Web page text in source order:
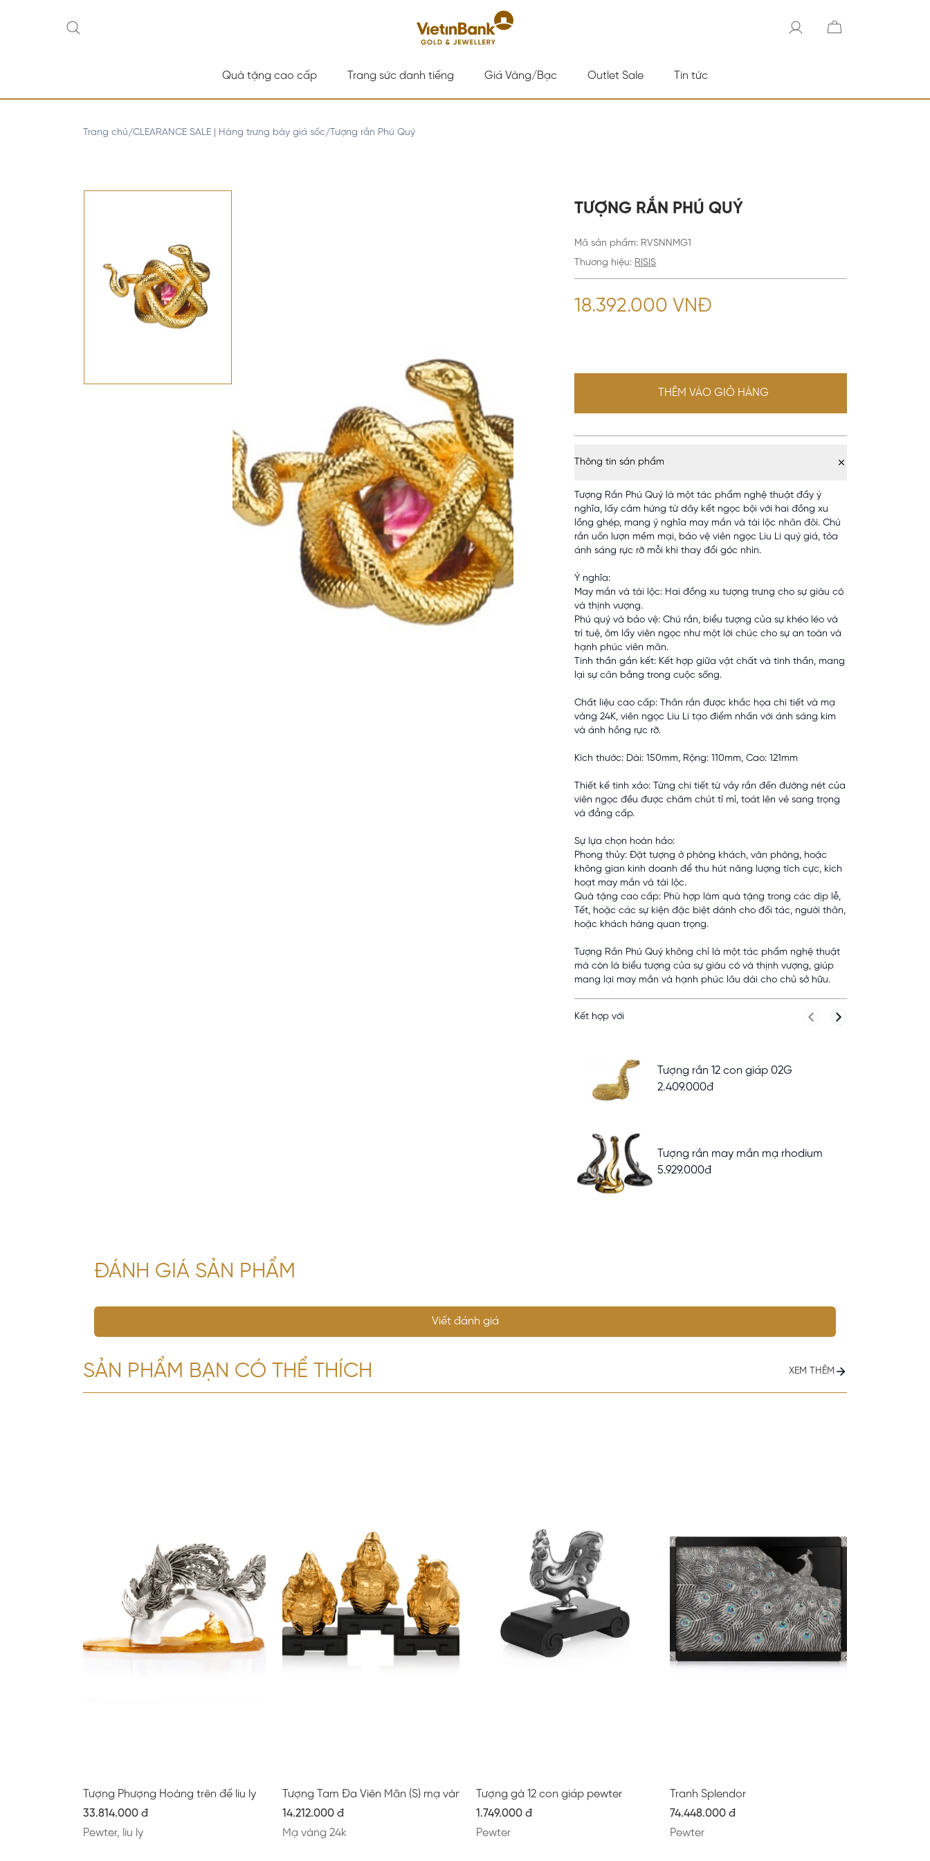
Quà tặng cao cấp Trang sức danh tiếng Giá Vàng/Bạc Outlet Sale Tin tức
Trang chủ/CLEARANCE SALE | Hàng trưng bày giá sốc/ Tượng rắn Phú Quý
TƯỢNG RẮN PHÚ QUÝ
Mã sản phẩm: RVSNNMG1
Thương hiệu: RISIS
18.392.000 VNĐ
THÊM VÀO GIỎ HÀNG
Thông tin sản phẩm
Tượng Rắn Phú Quý là một tác phẩm nghệ thuật đầy ý
nghĩa, lấy cảm hứng từ dây kết ngọc bội với hai đồng xu
lồng ghép, mang ý nghĩa may mắn và tài lộc nhân đôi. Chú
rắn uốn lượn mềm mại, bảo vệ viên ngọc Liu Li quý giá, tỏa
ánh sáng rực rỡ mỗi khi thay đổi góc nhìn.
Ý nghĩa:
May mắn và tài lộc: Hai đồng xu tượng trưng cho sự giàu có
và thịnh vượng.
Phú quý và bảo vệ: Chú rắn, biểu tượng của sự khéo léo và
trí tuệ, ôm lấy viên ngọc như một lời chúc cho sự an toàn và
hạnh phúc viên mãn.
Tinh thần gắn kết: Kết hợp giữa vật chất và tinh thần, mang
lại sự cân bằng trong cuộc sống.
Chất liệu cao cấp: Thân rắn được khắc họa chi tiết và mạ
vàng 24K, viên ngọc Liu Li tạo điểm nhấn với ánh sáng kim
và ánh hồng rực rỡ.
Kích thước: Dài: 150mm, Rộng: 110mm, Cao: 121mm
Thiết kế tinh xảo: Từng chi tiết từ vảy rắn đến đường nét của
viên ngọc đều được chăm chút tỉ mỉ, toát lên vẻ sang trọng
và đẳng cấp.
Sự lựa chọn hoàn hảo:
Phong thủy: Đặt tượng ở phòng khách, văn phòng, hoặc
không gian kinh doanh để thu hút năng lượng tích cực, kích
hoạt may mắn và tài lộc.
Quà tặng cao cấp: Phù hợp làm quà tặng trong các dịp lễ,
Tết, hoặc các sự kiện đặc biệt dành cho đối tác, người thân,
hoặc khách hàng quan trọng.
Tượng Rắn Phú Quý không chỉ là một tác phẩm nghệ thuật
mà còn là biểu tượng của sự giàu có và thịnh vượng, giúp
mang lại may mắn và hạnh phúc lâu dài cho chủ sở hữu.
Kết hợp với
Tượng rắn 12 con giáp 02G
2.409.000đ
Tượng rắn may mắn mạ rhodium
5.929.000đ
Previous slide
Next slide
ĐÁNH GIÁ SẢN PHẨM
Viết đánh giá
SẢN PHẨM BẠN CÓ THỂ THÍCH XEM THÊM
Tượng Phượng Hoàng trên đế liu ly
33.814.000 đ
Pewter, liu ly
Tượng Tam Đa Viên Mãn (S) mạ vàng mờ
14.212.000 đ
Mạ vàng 24k
Tượng gà 12 con giáp pewter
1.749.000 đ
Pewter
Tranh Splendor
74.448.000 đ
Pewter